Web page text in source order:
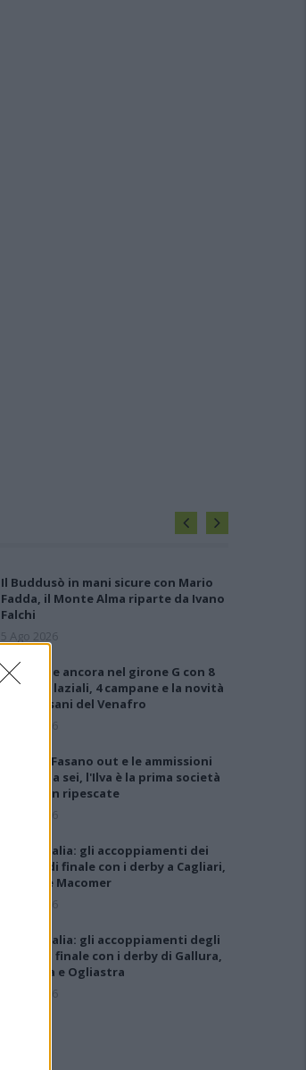
Il Buddusò in mani sicure con Mario
Fadda, il Monte Alma riparte da Ivano
Falchi
5 Ago 2026
Le 5 sarde ancora nel girone G con 8
squadre laziali, 4 campane e la novità
dei molisani del Venafro
6 Ago 2026
Anche il Fasano out e le ammissioni
salgono a sei, l'Ilva è la prima società
tra le non ripescate
5 Ago 2026
Coppa Italia: gli accoppiamenti dei
16esimi di finale con i derby a Cagliari,
Sassari e Macomer
5 Ago 2026
Coppa Italia: gli accoppiamenti degli
ottavi di finale con i derby di Gallura,
Barbagia e Ogliastra
5 Ago 2026